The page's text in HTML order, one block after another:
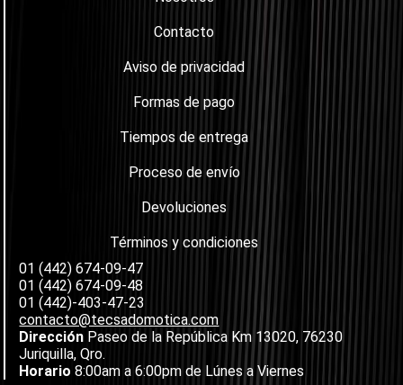
Contacto
Aviso de privacidad
Formas de pago
Tiempos de entrega
Proceso de envío
Devoluciones
Términos y condiciones
01 (442) 674-09-47
01 (442) 674-09-48
01 (442)-403-47-23
contacto@tecsadomotica.com
Dirección Paseo de la República Km 13020, 76230
Juriquilla, Qro.
Horario 8:00am a 6:00pm de Lúnes a Viernes